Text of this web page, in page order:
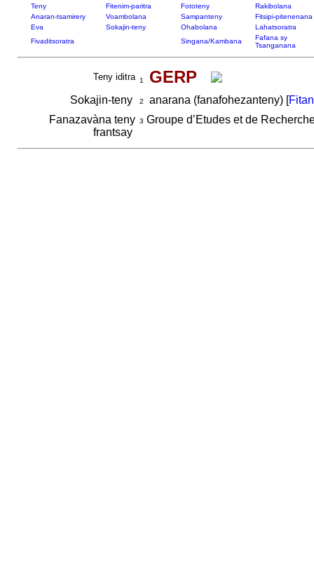
Teny Fitenim-paritra Fototeny
Rakibolana
Anaran-tsamirery
Voambolana Sampanteny
Fitsipi-pitenenana
Eva
Sokajin-teny Ohabolana
Lahatsoratra
Fivaditsoratra
Singana/Kambana
Fafana sy
Tsanganana
Teny iditra 1 GERP
Sokajin-teny 2 anarana (fanafohezanteny) [
Fanazavàna teny
frantsay
3 Groupe d’Etudes et de